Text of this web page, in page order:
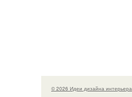
© 2026 Идеи дизайна интерьера